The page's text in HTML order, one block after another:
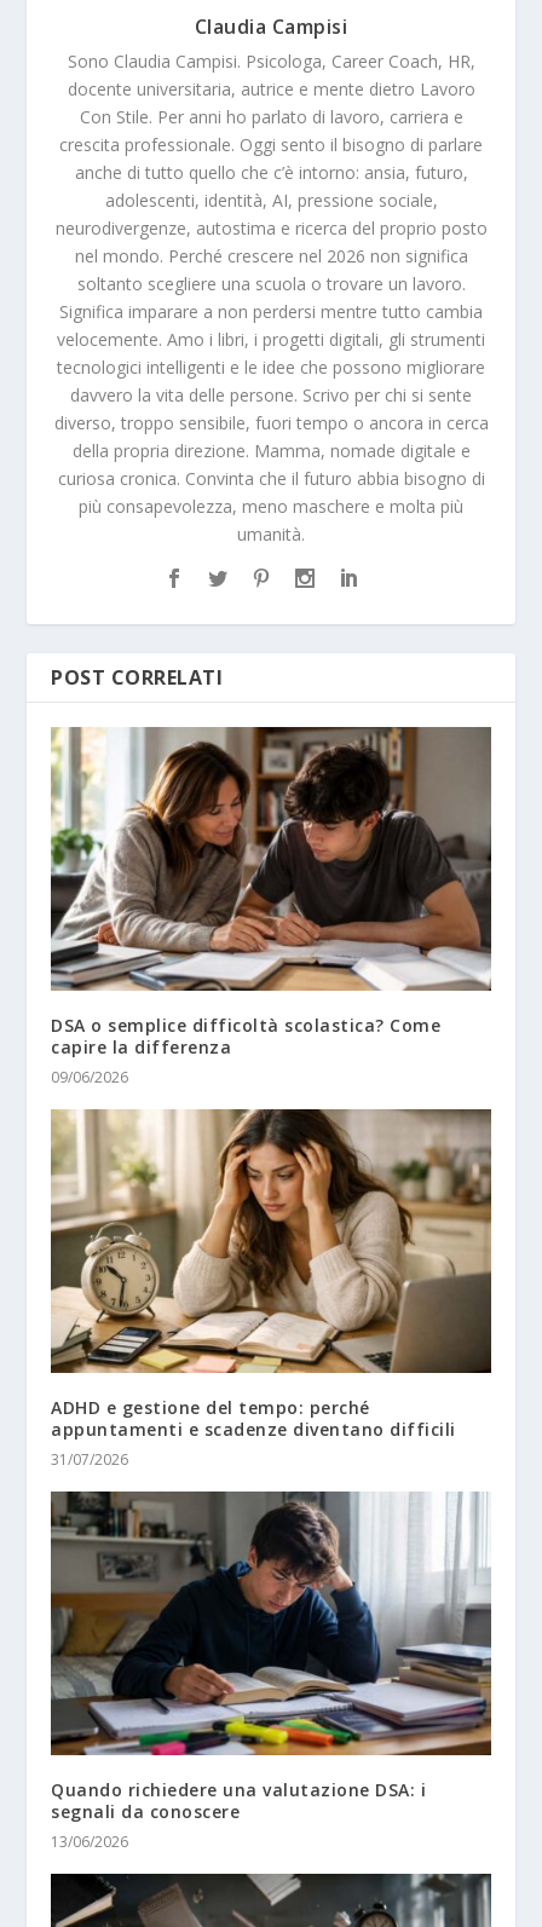
Claudia Campisi
Sono Claudia Campisi. Psicologa, Career Coach, HR,
docente universitaria, autrice e mente dietro Lavoro
Con Stile. Per anni ho parlato di lavoro, carriera e
crescita professionale. Oggi sento il bisogno di parlare
anche di tutto quello che c’è intorno: ansia, futuro,
adolescenti, identità, AI, pressione sociale,
neurodivergenze, autostima e ricerca del proprio posto
nel mondo. Perché crescere nel 2026 non significa
soltanto scegliere una scuola o trovare un lavoro.
Significa imparare a non perdersi mentre tutto cambia
velocemente. Amo i libri, i progetti digitali, gli strumenti
tecnologici intelligenti e le idee che possono migliorare
davvero la vita delle persone. Scrivo per chi si sente
diverso, troppo sensibile, fuori tempo o ancora in cerca
della propria direzione. Mamma, nomade digitale e
curiosa cronica. Convinta che il futuro abbia bisogno di
più consapevolezza, meno maschere e molta più
umanità.
POST CORRELATI
DSA o semplice difficoltà scolastica? Come
capire la differenza
09/06/2026
ADHD e gestione del tempo: perché
appuntamenti e scadenze diventano difficili
31/07/2026
Quando richiedere una valutazione DSA: i
segnali da conoscere
13/06/2026